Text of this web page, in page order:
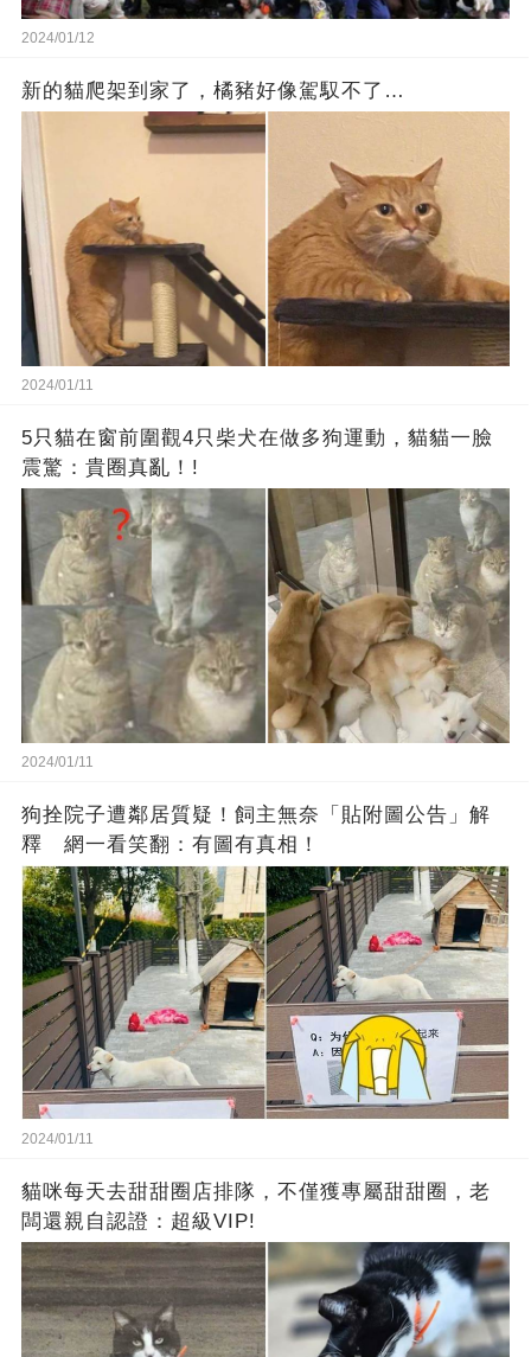
2024/01/12
新的貓爬架到家了，橘豬好像駕馭不了…
2024/01/11
5只貓在窗前圍觀4只柴犬在做多狗運動，貓貓一臉
震驚：貴圈真亂！!
2024/01/11
狗拴院子遭鄰居質疑！飼主無奈「貼附圖公告」解
釋 網一看笑翻：有圖有真相！
2024/01/11
貓咪每天去甜甜圈店排隊，不僅獲專屬甜甜圈，老
闆還親自認證：超級VIP!